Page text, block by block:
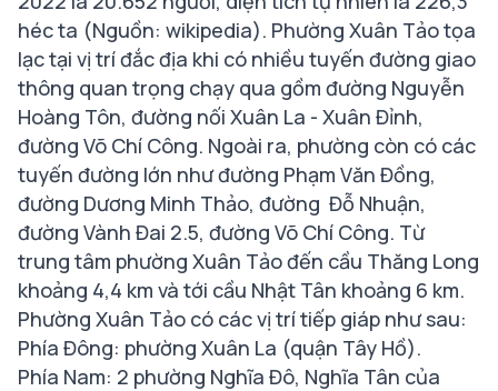
héc ta (Nguồn: wikipedia). Phường Xuân Tảo tọa
lạc tại vị trí đắc địa khi có nhiều tuyến đường giao
thông quan trọng chạy qua gồm đường Nguyễn
Hoàng Tôn, đường nối Xuân La - Xuân Đỉnh,
đường Võ Chí Công. Ngoài ra, phường còn có các
tuyến đường lớn như đường Phạm Văn Đồng,
đường Dương Minh Thảo, đường Đỗ Nhuận,
đường Vành Đai 2.5, đường Võ Chí Công. Từ
trung tâm phường Xuân Tảo đến cầu Thăng Long
khoảng 4,4 km và tới cầu Nhật Tân khoảng 6 km.
Phường Xuân Tảo có các vị trí tiếp giáp như sau:
Phía Đông: phường Xuân La (quận Tây Hồ).
Phía Nam: 2 phường Nghĩa Đô, Nghĩa Tân của